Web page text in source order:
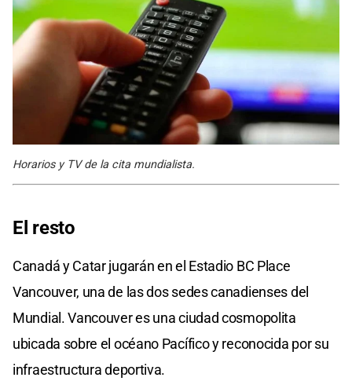
Horarios y TV de la cita mundialista.
El resto
Canadá y Catar jugarán en el Estadio BC Place
Vancouver, una de las dos sedes canadienses del
Mundial. Vancouver es una ciudad cosmopolita
ubicada sobre el océano Pacífico y reconocida por su
infraestructura deportiva.